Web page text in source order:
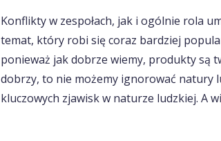
Konflikty w zespołach, jak i ogólnie rola
temat, który robi się coraz bardziej
ponieważ jak dobrze wiemy, produkty są
dobrzy, to nie możemy ignorować natury
kluczowych zjawisk w naturze ludzkiej. A